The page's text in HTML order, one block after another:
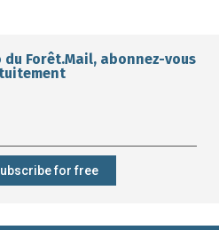
du Forêt.Mail, abonnez-vous
for free